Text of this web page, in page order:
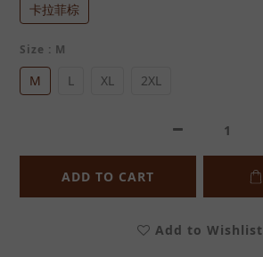
卡拉菲棕
Size : M
M L XL 2XL
ADD TO CART
Add to Wishlist